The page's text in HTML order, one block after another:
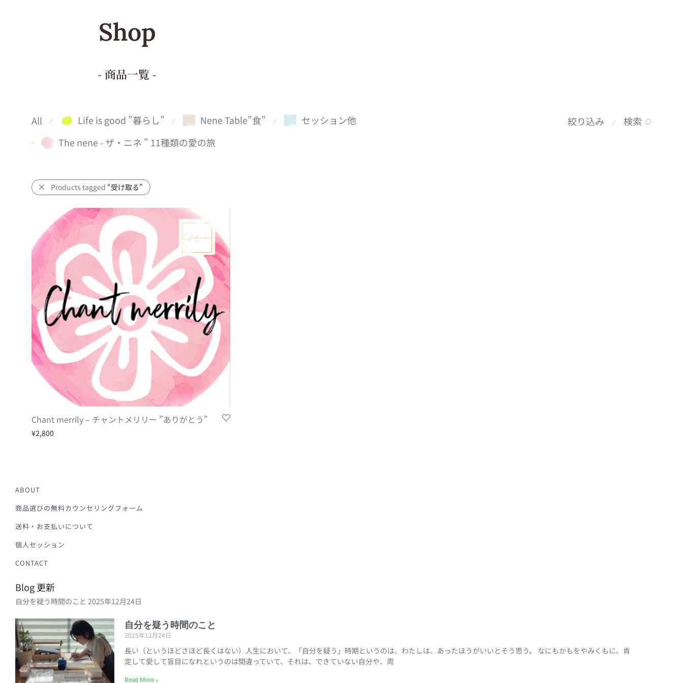
Shop
- 商品一覧 -
絞り込み ⁄ 検索
All ⁄ Life is good ”暮らし” ⁄ Nene Table”食” ⁄ セッション他
⁄ The nene - ザ・ニネ " 11種類の愛の旅
Products tagged “受け取る”
Chant merrily – チャントメリリー ”ありがとう”
¥2,800
ABOUT
商品選びの無料カウンセリングフォーム
送料・お支払いについて
個人セッション
CONTACT
Blog 更新
自分を疑う時間のこと 2025年12月24日
自分を疑う時間のこと
2025年12月24日
長い（というほどさほど長くはない）人生において、「自分を疑う」時期というのは、わたしは、あったほうがいいとそう思う。 なにもかもをやみくもに、肯
定して愛して盲目になれというのは間違っていて、それは、できていない自分や、周
Read More »